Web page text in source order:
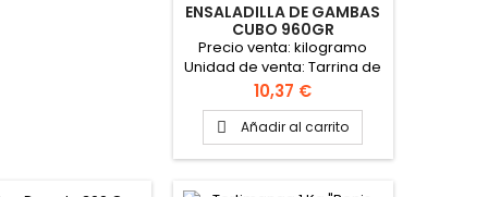
ENSALADILLA DE GAMBAS
CUBO 960GR
Precio venta: kilogramo
Unidad de venta: Tarrina de
Kilogramo
Precio
10,37 €
 Añadir al carrito